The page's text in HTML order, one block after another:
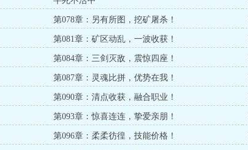
第078章：另有所图，挖矿屠杀！
第081章：矿区动乱，一波收获！
第084章：三剑灭敌，震惊四座！
第087章：灵魂比拼，优势在我！
第090章：清点收获，融合职业！
第093章：惊喜连连，挚爱亲朋！
第096章：柔柔彷徨，技能价格！